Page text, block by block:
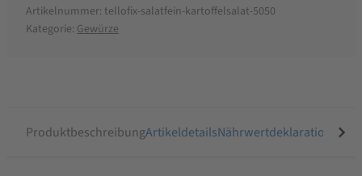
Artikelnummer: tellofix-salatfein-kartoffelsalat-5050
Kategorie: Gewürze
ProduktbeschreibungArtikeldetailsNährwertdeklaration